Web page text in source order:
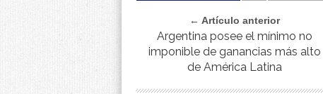
← Artículo anterior
Argentina posee el mínimo no
imponible de ganancias más alto
de América Latina